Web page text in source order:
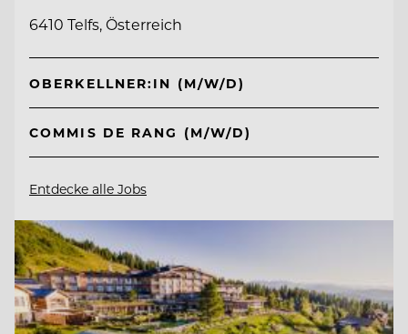
6410 Telfs, Österreich
OBERKELLNER:IN (M/W/D)
COMMIS DE RANG (M/W/D)
Entdecke alle Jobs